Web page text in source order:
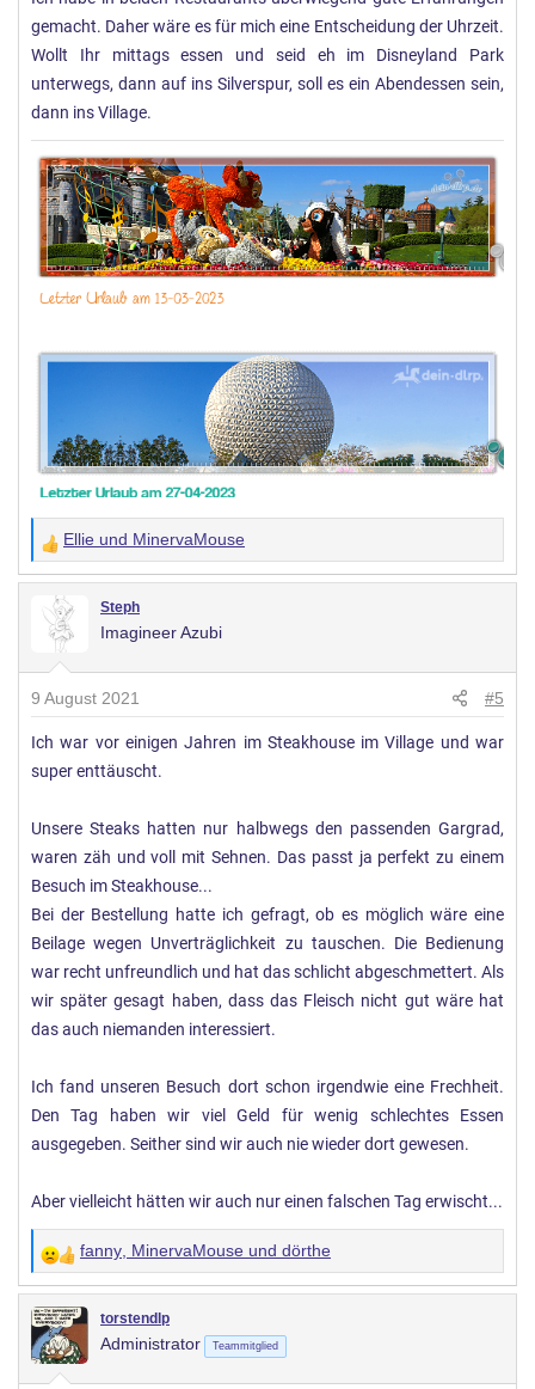
n
:
gemacht. Daher wäre es für mich eine Entscheidung der Uhrzeit.
Wollt Ihr mittags essen und seid eh im Disneyland Park
unterwegs, dann auf ins Silverspur, soll es ein Abendessen sein,
dann ins Village.
W
e
n
g
e
n
Ellie und MinervaMouse
Steph
Imagineer Azubi
9 August 2021 #5
Ich war vor einigen Jahren im Steakhouse im Village und war
super enttäuscht.
Unsere Steaks hatten nur halbwegs den passenden Gargrad,
waren zäh und voll mit Sehnen. Das passt ja perfekt zu einem
Besuch im Steakhouse...
Bei der Bestellung hatte ich gefragt, ob es möglich wäre eine
Beilage wegen Unverträglichkeit zu tauschen. Die Bedienung
war recht unfreundlich und hat das schlicht abgeschmettert. Als
wir später gesagt haben, dass das Fleisch nicht gut wäre hat
das auch niemanden interessiert.
Ich fand unseren Besuch dort schon irgendwie eine Frechheit.
Den Tag haben wir viel Geld für wenig schlechtes Essen
ausgegeben. Seither sind wir auch nie wieder dort gewesen.
Aber vielleicht hätten wir auch nur einen falschen Tag erwischt...
W
e
r
t
fanny MinervaMouse und dörthe
torstendlp
Administrator Teammitglied